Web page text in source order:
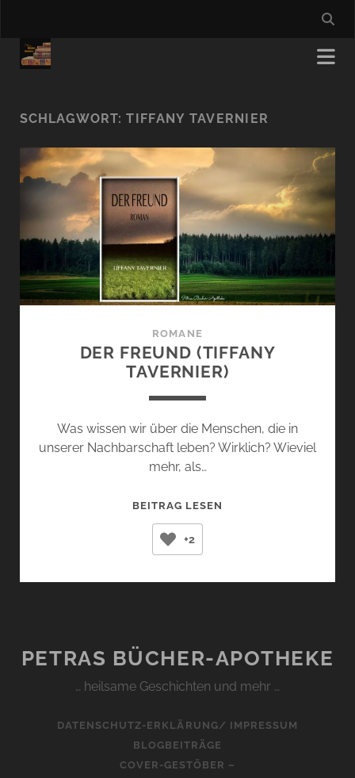
SCHLAGWORT:TIFFANY TAVERNIER
ROMANE
DER FREUND (TIFFANY
TAVERNIER)
Was wissen wir über die Menschen, die in
unserer Nachbarschaft leben? Wirklich? Wieviel
mehr, als…
BEITRAG LESEN
+2
PETRAS BÜCHER-APOTHEKE
… heilsame Geschichten und mehr …
DATENSCHUTZ-ERKLÄRUNG/ IMPRESSUM
BLOGBEITRÄGE
COVER-GESTÖBER –